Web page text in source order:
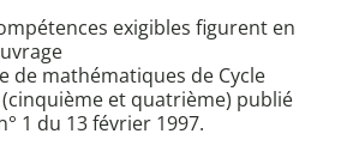
exigibles figurent en
de mathématiques de Cycle
et quatrième) publié
1 du 13 février 1997.